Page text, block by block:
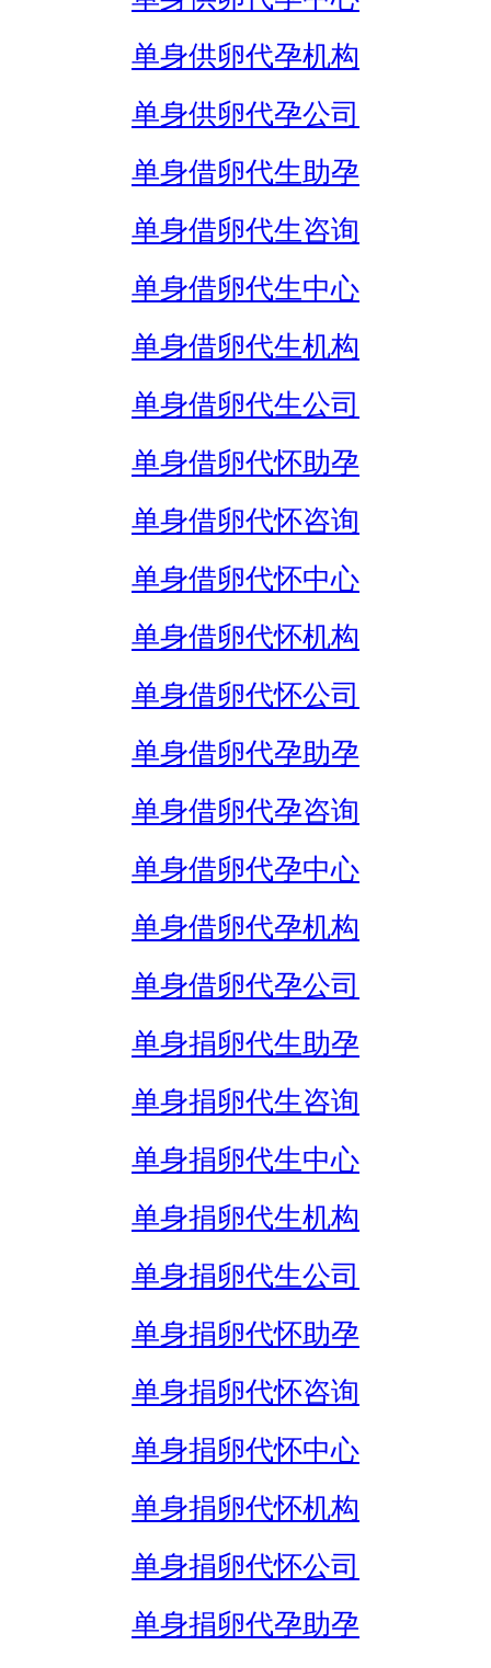
单身供卵代孕机构
单身供卵代孕公司
单身借卵代生助孕
单身借卵代生咨询
单身借卵代生中心
单身借卵代生机构
单身借卵代生公司
单身借卵代怀助孕
单身借卵代怀咨询
单身借卵代怀中心
单身借卵代怀机构
单身借卵代怀公司
单身借卵代孕助孕
单身借卵代孕咨询
单身借卵代孕中心
单身借卵代孕机构
单身借卵代孕公司
单身捐卵代生助孕
单身捐卵代生咨询
单身捐卵代生中心
单身捐卵代生机构
单身捐卵代生公司
单身捐卵代怀助孕
单身捐卵代怀咨询
单身捐卵代怀中心
单身捐卵代怀机构
单身捐卵代怀公司
单身捐卵代孕助孕